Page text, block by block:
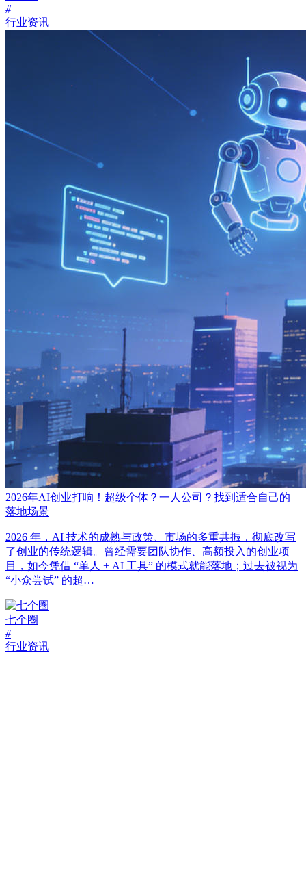
#
行业资讯
2026年AI创业打响！超级个体？一人公司？找到适合自己的
落地场景
2026 年，AI 技术的成熟与政策、市场的多重共振，彻底改写
了创业的传统逻辑。曾经需要团队协作、高额投入的创业项
目，如今凭借 “单人 + AI 工具” 的模式就能落地；过去被视为
“小众尝试” 的超…
七个圈
#
行业资讯